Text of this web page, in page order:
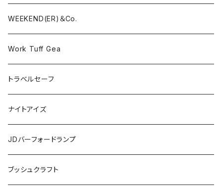
WEEKEND(ER)＆Co.
Work Tuff Gea
トラベルセーフ
ナイトアイズ
JDバーフォードランプ
ブッシュクラフト